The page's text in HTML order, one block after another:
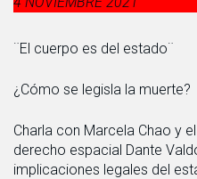
¨El cuerpo es del estado¨
¿Cómo se legisla la muerte?
Charla con Marcela Chao y
derecho espacial Dante
implicaciones legales del